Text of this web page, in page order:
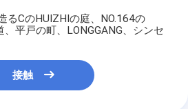
るCのHUIZHIの庭、NO.164の
、平戸の町、LONGGANG、シンセ
接触